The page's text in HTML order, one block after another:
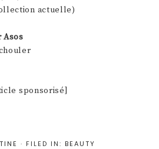
actuelle)
Asos
sponsorisé]
· FILED IN: BEAUTY